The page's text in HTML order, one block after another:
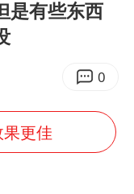
上门女婿出轨女邻居多年被判重婚罪
减少13.19万
雨
是有些东西
0
更佳